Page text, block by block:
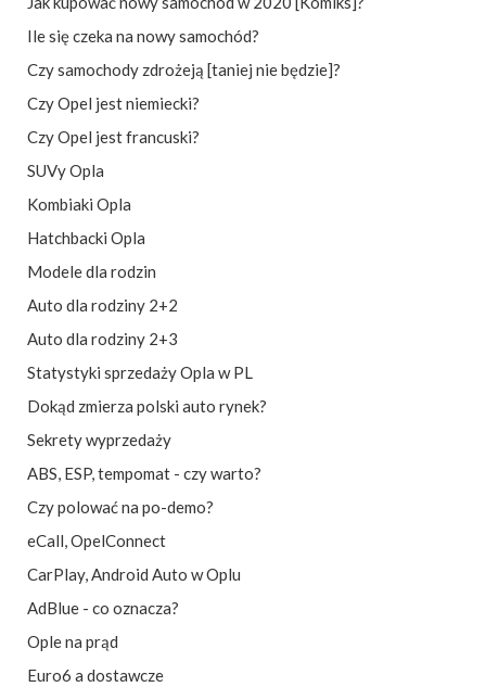
Ile się czeka na nowy samochód?
Czy samochody zdrożeją [taniej nie będzie]?
Czy Opel jest niemiecki?
Czy Opel jest francuski?
SUVy Opla
Kombiaki Opla
Hatchbacki Opla
Modele dla rodzin
Auto dla rodziny 2+2
Auto dla rodziny 2+3
Statystyki sprzedaży Opla w PL
Dokąd zmierza polski auto rynek?
Sekrety wyprzedaży
ABS, ESP, tempomat - czy warto?
Czy polować na po-demo?
eCall,OpelConnect
CarPlay, Android Auto w Oplu
AdBlue - co oznacza?
Ople na prąd
Euro6 a dostawcze